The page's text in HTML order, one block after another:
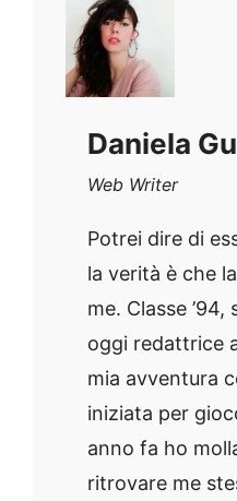
Daniela
Web Writer
Potrei dire di
la verità è che
me. Classe
oggi redattrice
mia avventura
iniziata per
anno fa ho
ritrovare me